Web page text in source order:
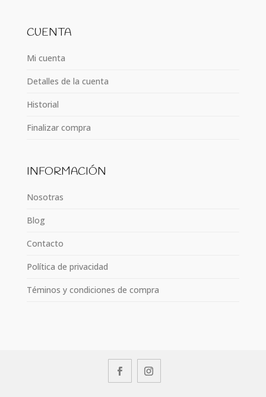
CUENTA
Mi cuenta
Detalles de la cuenta
Historial
Finalizar compra
INFORMACIÓN
Nosotras
Blog
Contacto
Política de privacidad
Téminos y condiciones de compra